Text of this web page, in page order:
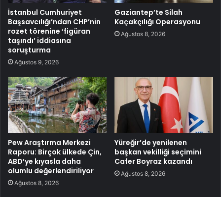
İstanbul Cumhuriyet
Başsavcılığı’ndan CHP’nin
rozet törenine ‘figüran
taşındı’ iddiasına
soruşturma
Ağustos 9, 2026
Gaziantep’te Silah
Kaçakçılığı Operasyonu
Ağustos 8, 2026
Pew Araştırma Merkezi
Raporu: Birçok ülkede Çin,
ABD’ye kıyasla daha
olumlu değerlendiriliyor
Ağustos 8, 2026
Yüreğir’de yenilenen
başkan vekilliği seçimini
Cafer Boyraz kazandı
Ağustos 8, 2026